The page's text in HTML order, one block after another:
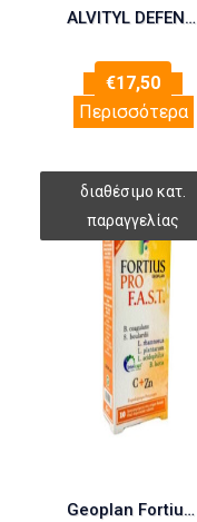
ALVITYL DEFENCES ΣΙΡΟΠΙ ΜΕ ΕΧΙΝΑΚΕΙΑ ΠΡΟΠΟΛΗ ΒΙΤΑΜΙΝΗ C 240ML
€17,50
Περισσότερα
Geoplan Fortius Pro F.A.S.T. Φόρμουλα με Προβιοτικά + Βιταμίνη C + Ψευδάργυρο 10 Διασπειρόμενα Δισκία